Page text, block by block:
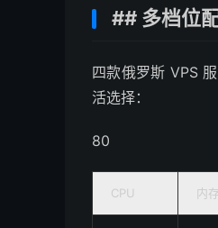
## 多档位
四款俄罗斯 VPS
活选择：
80
CPU 内存